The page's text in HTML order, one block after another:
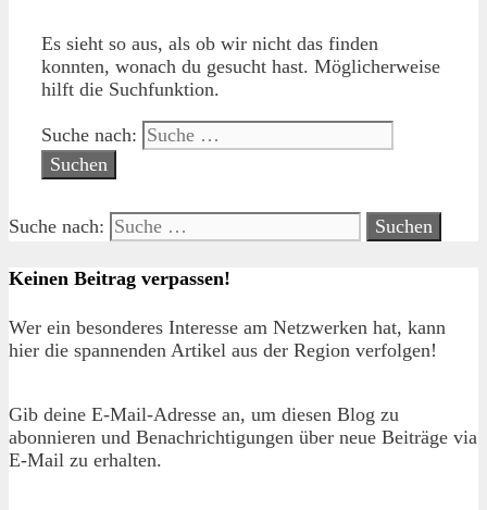
Es sieht so aus, als ob wir nicht das finden
konnten, wonach du gesucht hast. Möglicherweise
hilft die Suchfunktion.
Suche nach:
Suche nach:
Keinen Beitrag verpassen!
Wer ein besonderes Interesse am Netzwerken hat, kann
hier die spannenden Artikel aus der Region verfolgen!
Gib deine E-Mail-Adresse an, um diesen Blog zu
abonnieren und Benachrichtigungen über neue Beiträge via
E-Mail zu erhalten.